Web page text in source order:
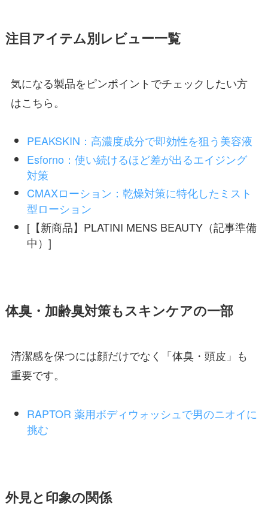
注目アイテム別レビュー一覧
気になる製品をピンポイントでチェックしたい方
はこちら。
PEAKSKIN：高濃度成分で即効性を狙う美容液
Esforno：使い続けるほど差が出るエイジング
対策
CMAXローション：乾燥対策に特化したミスト
型ローション
[【新商品】PLATINI MENS BEAUTY（記事準備
中）]
体臭・加齢臭対策もスキンケアの一部
清潔感を保つには顔だけでなく「体臭・頭皮」も
重要です。
RAPTOR 薬用ボディウォッシュで男のニオイに
挑む
外見と印象の関係